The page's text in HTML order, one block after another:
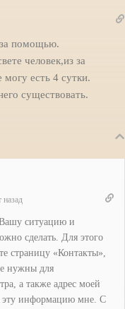
помощью.
человек,из за
могу есть 4 сутки.
существовать.
назад
ситуацию и
сделать. Для этого
страницу «Контакты»,
нужны для
а также адрес моей
эту информацию мне. С